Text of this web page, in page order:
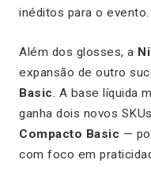
inéditos para o evento.
Além dos glosses, a
expansão de outro
Basic. A base líquida
ganha dois novos
Compacto Basic —
com foco em